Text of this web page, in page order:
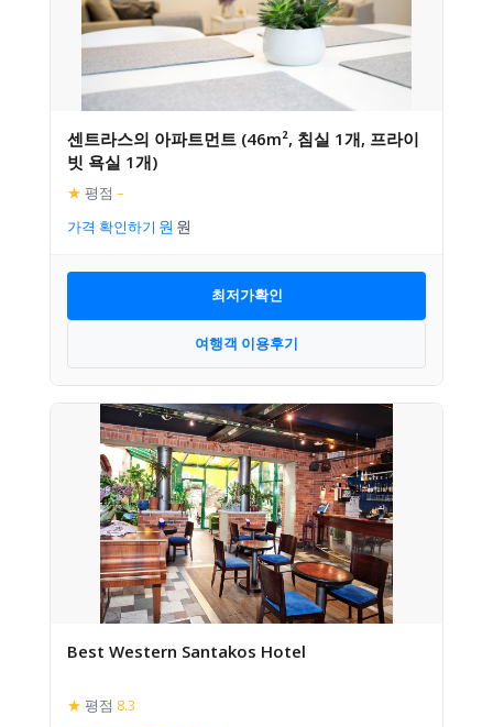
센트라스의 아파트먼트 (46m², 침실 1개, 프라이
빗 욕실 1개)
★ 평점 –
가격 확인하기
최저가확인
여행객 이용후기
Best Western Santakos Hotel
★ 평점 8.3